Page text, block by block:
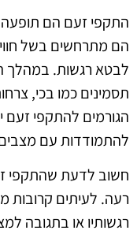
התקפי זעם הם תופעה
הם מתרחשים בשל
לבטא רגשות. במהלך
תסמינים כמו בכי,
הגורמים להתקפי זעם
להתמודדות עם
חשוב לדעת שהתקפי
רעה. לעיתים קרובות
רגשותיו או בתגובה